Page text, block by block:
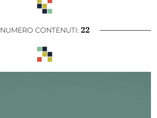
NUMERO CONTENUTI: 22